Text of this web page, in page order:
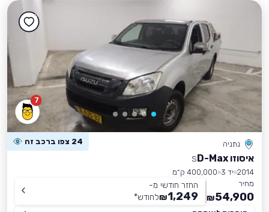
7
נתניה 24 צפו ברכב זה
איסוזו D-Max
S
2014 יד 3
400,000 ק״מ
מחיר
54,900
₪
החזר חודשי מ-
1,249
₪לחודש*